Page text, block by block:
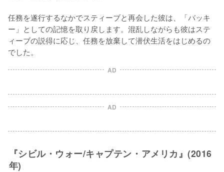
任務を遂行するなかでスティーブと再会した彼は、「バッキ
ー」としての記憶を取り戻します。混乱しながらも彼はステ
ィーブの説得に応じ、任務を放棄して潜伏生活をはじめるの
でした。
AD
AD
『シビル・ウォー/キャプテン・アメリカ』(2016
年)